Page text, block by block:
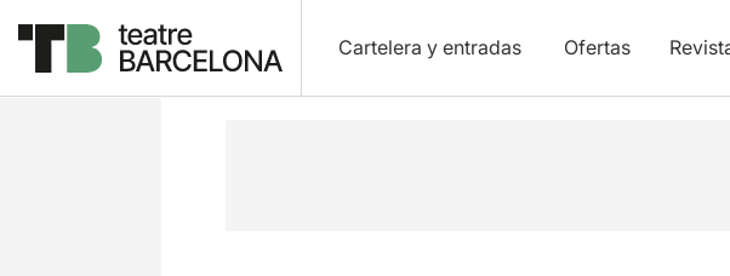
Cartelera y entradas Ofertas